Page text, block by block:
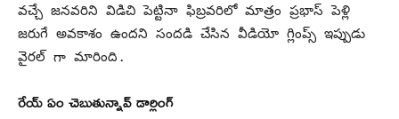
వచ్చే జనవరిని విడిచి పెట్టినా ఫిబ్రవరిలో మాత్రం ప్రభాస్ పెళ్లి
జరుగే అవకాశం ఉందని సందడి చేసిన వీడియో గ్లింప్స్ ఇప్పుడు
వైరల్ గా మారింది.
రేయ్ ఏం చెబుతున్నావ్ డార్లింగ్